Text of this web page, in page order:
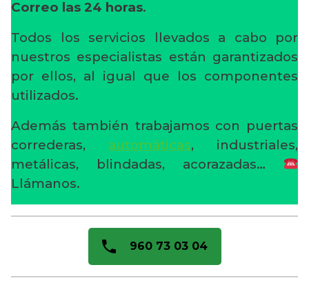
Correo las 24 horas.
Todos los servicios llevados a cabo por
nuestros especialistas están garantizados
por ellos, al igual que los componentes
utilizados.
Además también trabajamos con puertas
correderas, automáticas, industriales,
metálicas, blindadas, acorazadas…
Llámanos.
960 73 03 04